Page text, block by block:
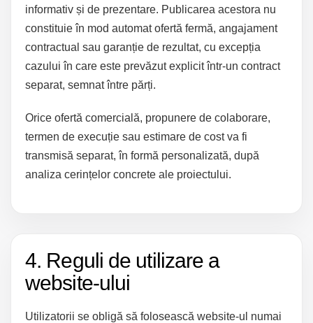
informativ și de prezentare. Publicarea acestora nu
constituie în mod automat ofertă fermă, angajament
contractual sau garanție de rezultat, cu excepția
cazului în care este prevăzut explicit într-un contract
separat, semnat între părți.
Orice ofertă comercială, propunere de colaborare,
termen de execuție sau estimare de cost va fi
transmisă separat, în formă personalizată, după
analiza cerințelor concrete ale proiectului.
4. Reguli de utilizare a
website-ului
Utilizatorii se obligă să folosească website-ul numai